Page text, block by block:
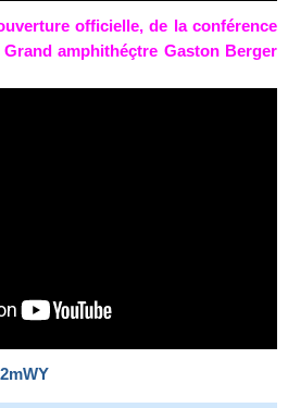
officielle, de la conférence
amphithéçtre Gaston Berger